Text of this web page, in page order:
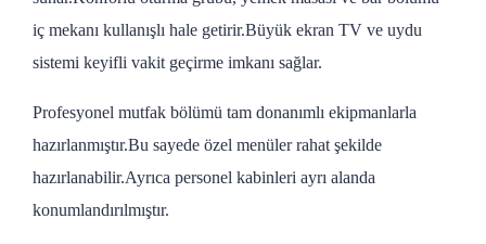
iç mekanı kullanışlı hale getirir.Büyük ekran TV ve uydu
sistemi keyifli vakit geçirme imkanı sağlar.
Profesyonel mutfak bölümü tam donanımlı ekipmanlarla
hazırlanmıştır.Bu sayede özel menüler rahat şekilde
hazırlanabilir.Ayrıca personel kabinleri ayrı alanda
konumlandırılmıştır.